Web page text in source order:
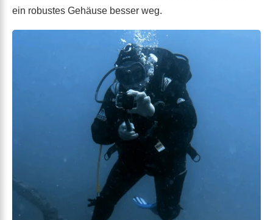
ein robustes Gehäuse besser weg.